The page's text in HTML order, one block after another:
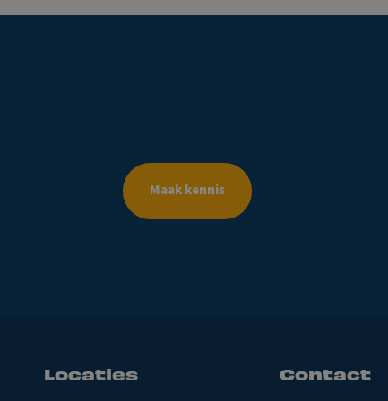
Maak kennis
Locaties Contact